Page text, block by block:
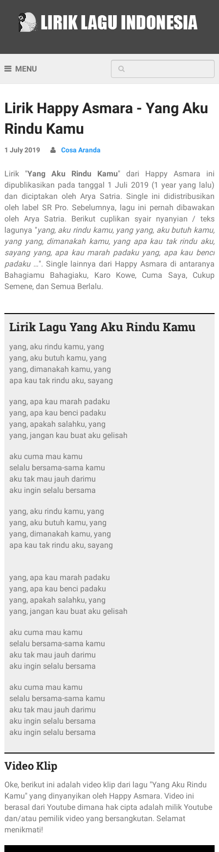
MENU
Lirik Happy Asmara - Yang Aku
Rindu Kamu
1 July 2019 Cosa Aranda
Lirik "Yang Aku Rindu Kamu" dari Happy Asmara ini
dipublikasikan pada tanggal 1 Juli 2019 (1 year yang lalu)
dan diciptakan oleh Arya Satria. Single ini didistribusikan
oleh label SR Pro. Sebelumnya, lagu ini pernah dibawakan
oleh Arya Satria. Berikut cuplikan syair nyanyian / teks
lagunya "yang, aku rindu kamu, yang yang, aku butuh kamu,
yang yang, dimanakah kamu, yang apa kau tak rindu aku,
sayang yang, apa kau marah padaku yang, apa kau benci
padaku …". Single lainnya dari Happy Asmara di antaranya
Bahagiamu Bahagiaku, Karo Kowe, Cuma Saya, Cukup
Semene, dan Semua Berlalu.
Lirik Lagu Yang Aku Rindu Kamu
yang, aku rindu kamu, yang
yang, aku butuh kamu, yang
yang, dimanakah kamu, yang
apa kau tak rindu aku, sayang
yang, apa kau marah padaku
yang, apa kau benci padaku
yang, apakah salahku, yang
yang, jangan kau buat aku gelisah
aku cuma mau kamu
selalu bersama-sama kamu
aku tak mau jauh darimu
aku ingin selalu bersama
yang, aku rindu kamu, yang
yang, aku butuh kamu, yang
yang, dimanakah kamu, yang
apa kau tak rindu aku, sayang
yang, apa kau marah padaku
yang, apa kau benci padaku
yang, apakah salahku, yang
yang, jangan kau buat aku gelisah
aku cuma mau kamu
selalu bersama-sama kamu
aku tak mau jauh darimu
aku ingin selalu bersama
aku cuma mau kamu
selalu bersama-sama kamu
aku tak mau jauh darimu
aku ingin selalu bersama
aku ingin selalu bersama
Video Klip
Oke, berikut ini adalah video klip dari lagu "Yang Aku Rindu
Kamu" yang dinyanyikan oleh Happy Asmara. Video ini
berasal dari Youtube dimana hak cipta adalah milik Youtube
dan/atau pemilik video yang bersangkutan. Selamat
menikmati!